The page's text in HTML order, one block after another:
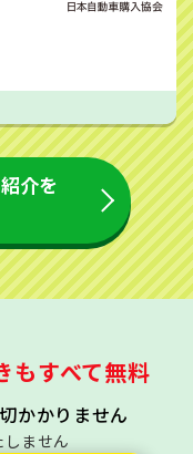
介を
もすべて無料
かかりません
ません